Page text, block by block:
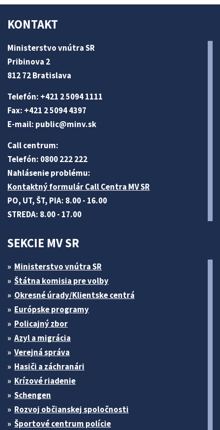
KONTAKT
Ministerstvo vnútra SR
Pribinova 2
812 72 Bratislava
Telefón: +421 2 5094 1111
Fax: +421 2 5094 4397
E-mail: public@minv.sk
Call centrum:
Telefón: 0800 222 222
Nahlásenie problému:
Kontaktný formulár Call Centra MV SR
PO, UT, ŠT, PIA: 8.00 - 16.00
STREDA: 8.00 - 17.00
SEKCIE MV SR
Ministerstvo vnútra SR
Štátna komisia pre volby
Okresné úrady/Klientske centrá
Európske programy
Policajný zbor
Azyl a migrácia
Verejná správa
Hasiči a záchranári
Krízové riadenie
Schengen
Rozvoj občianskej spoločnosti
Športové centrum polície